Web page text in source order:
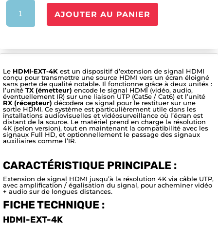
quantité
HDMI-
4K
AJOUTER AU PANIER
Le HDMI-EXT-4K est un dispositif d’extension de signal HDMI
conçu pour transmettre une source HDMI vers un écran éloigné
sans perte de qualité notable. Il fonctionne grâce à deux unités :
l’unité TX (émetteur) encode le signal HDMI (vidéo, audio,
éventuellement IR) sur une liaison UTP (Cat5e / Cat6) et l’unité
RX (récepteur) décodera ce signal pour le restituer sur une
sortie HDMI. Ce système est particulièrement utile dans les
installations audiovisuelles et vidéosurveillance où l’écran est
distant de la source. Le matériel prend en charge la résolution
4K (selon version), tout en maintenant la compatibilité avec les
signaux Full HD, et optionnellement le passage des signaux
auxiliaires comme l’IR.
CARACTÉRISTIQUE PRINCIPALE :
Extension de signal HDMI jusqu’à la résolution 4K via câble UTP,
avec amplification / égalisation du signal, pour acheminer vidéo
+ audio sur de longues distances.
FICHE TECHNIQUE :
HDMI-EXT-4K